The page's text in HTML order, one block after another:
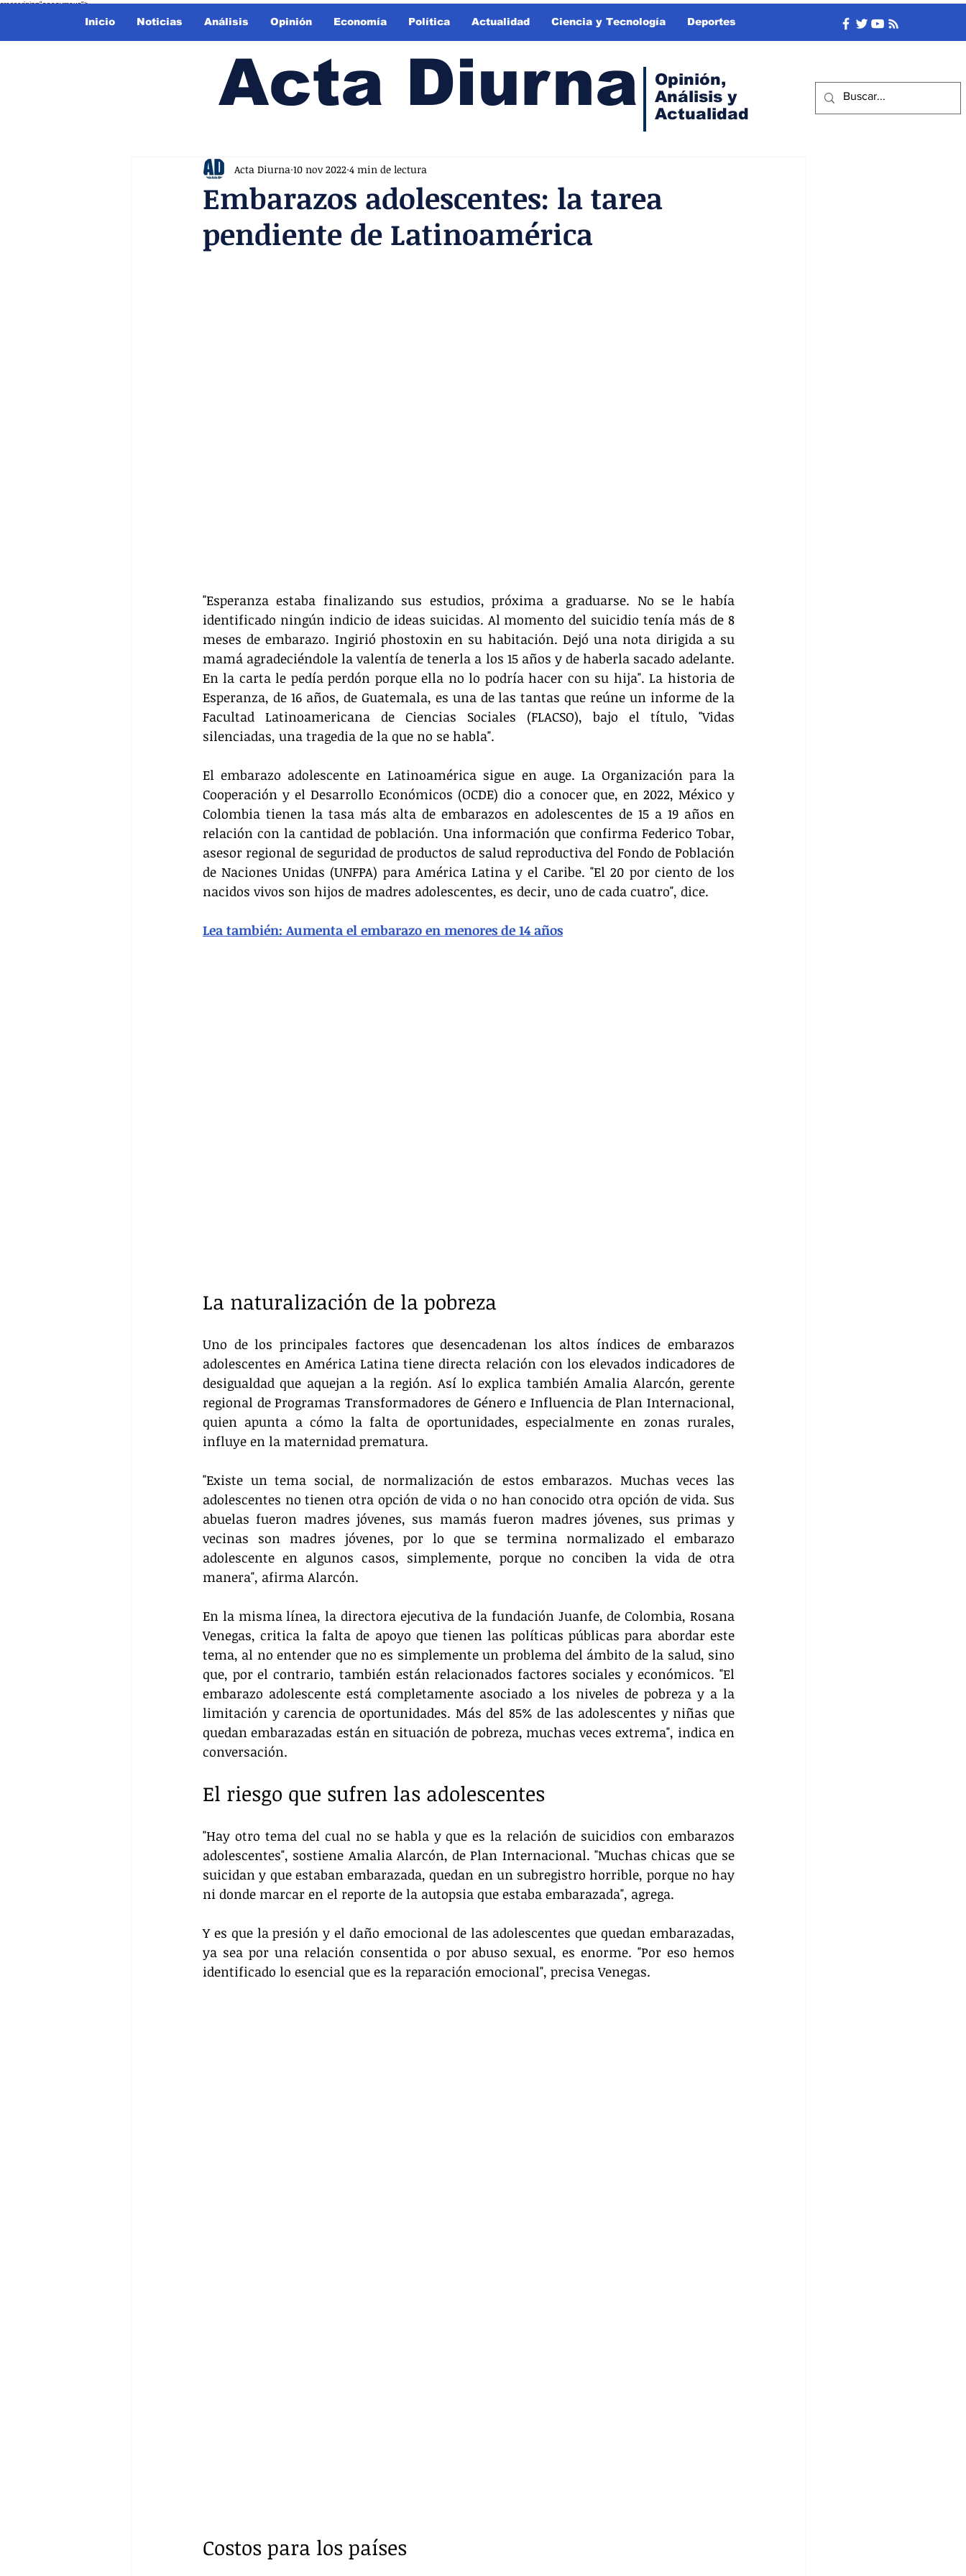
crossorigin="anonymous">
Inicio Noticias Análisis Opinión Economía Política Actualidad Ciencia y Tecnología Deportes
Acta Diurna
Opinión,
Análisis y
Actualidad
Embarazos adolescentes: la tarea
pendiente de Latinoamérica
Acta Diurna 10 nov 2022 4 min de lectura
"Esperanza estaba finalizando sus estudios, próxima a graduarse. No se le había
identificado ningún indicio de ideas suicidas. Al momento del suicidio tenía más de 8
meses de embarazo. Ingirió phostoxin en su habitación. Dejó una nota dirigida a su
mamá agradeciéndole la valentía de tenerla a los 15 años y de haberla sacado adelante.
En la carta le pedía perdón porque ella no lo podría hacer con su hija". La historia de
Esperanza, de 16 años, de Guatemala, es una de las tantas que reúne un informe de la
Facultad Latinoamericana de Ciencias Sociales (FLACSO), bajo el título, "Vidas
silenciadas, una tragedia de la que no se habla".
El embarazo adolescente en Latinoamérica sigue en auge. La Organización para la
Cooperación y el Desarrollo Económicos (OCDE) dio a conocer que, en 2022, México y
Colombia tienen la tasa más alta de embarazos en adolescentes de 15 a 19 años en
relación con la cantidad de población. Una información que confirma Federico Tobar,
asesor regional de seguridad de productos de salud reproductiva del Fondo de Población
de Naciones Unidas (UNFPA) para América Latina y el Caribe. "El 20 por ciento de los
nacidos vivos son hijos de madres adolescentes, es decir, uno de cada cuatro", dice.
Lea también: Aumenta el embarazo en menores de 14 años
La naturalización de la pobreza
Uno de los principales factores que desencadenan los altos índices de embarazos
adolescentes en América Latina tiene directa relación con los elevados indicadores de
desigualdad que aquejan a la región. Así lo explica también Amalia Alarcón, gerente
regional de Programas Transformadores de Género e Influencia de Plan Internacional,
quien apunta a cómo la falta de oportunidades, especialmente en zonas rurales,
influye en la maternidad prematura.
"Existe un tema social, de normalización de estos embarazos. Muchas veces las
adolescentes no tienen otra opción de vida o no han conocido otra opción de vida. Sus
abuelas fueron madres jóvenes, sus mamás fueron madres jóvenes, sus primas y
vecinas son madres jóvenes, por lo que se termina normalizado el embarazo
adolescente en algunos casos, simplemente, porque no conciben la vida de otra
manera", afirma Alarcón.
En la misma línea, la directora ejecutiva de la fundación Juanfe, de Colombia, Rosana
Venegas, critica la falta de apoyo que tienen las políticas públicas para abordar este
tema, al no entender que no es simplemente un problema del ámbito de la salud, sino
que, por el contrario, también están relacionados factores sociales y económicos. "El
embarazo adolescente está completamente asociado a los niveles de pobreza y a la
limitación y carencia de oportunidades. Más del 85% de las adolescentes y niñas que
quedan embarazadas están en situación de pobreza, muchas veces extrema", indica en
conversación.
El riesgo que sufren las adolescentes
"Hay otro tema del cual no se habla y que es la relación de suicidios con embarazos
adolescentes", sostiene Amalia Alarcón, de Plan Internacional. "Muchas chicas que se
suicidan y que estaban embarazada, quedan en un subregistro horrible, porque no hay
ni donde marcar en el reporte de la autopsia que estaba embarazada", agrega.
Y es que la presión y el daño emocional de las adolescentes que quedan embarazadas,
ya sea por una relación consentida o por abuso sexual, es enorme. "Por eso hemos
identificado lo esencial que es la reparación emocional", precisa Venegas.
Costos para los países